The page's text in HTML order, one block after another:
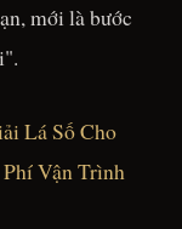
mới là bước
Lá Số Cho
Vận Trình